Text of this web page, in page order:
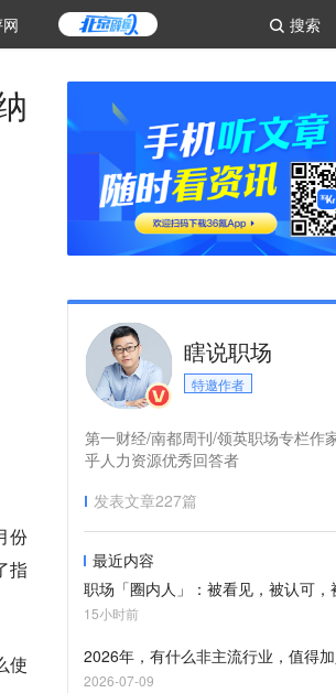
搜索
份
指
使
瞎说职场
特邀作者
第一财经/南都周刊/领英职场专栏作
乎人力资源优秀回答者
发表文章227篇
最近内容
职场「圈内人」：被看见，被认可，
15小时前
2026年，有什么非主流行业，值得加
2026-07-09